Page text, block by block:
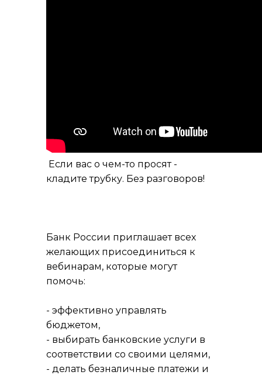
Если вас о чем-то просят -
кладите трубку. Без разговоров!
Банк России приглашает всех
желающих присоединиться к
вебинарам, которые могут
помочь:
- эффективно управлять
бюджетом,
- выбирать банковские услуги в
соответствии со своими целями,
- делать безналичные платежи и